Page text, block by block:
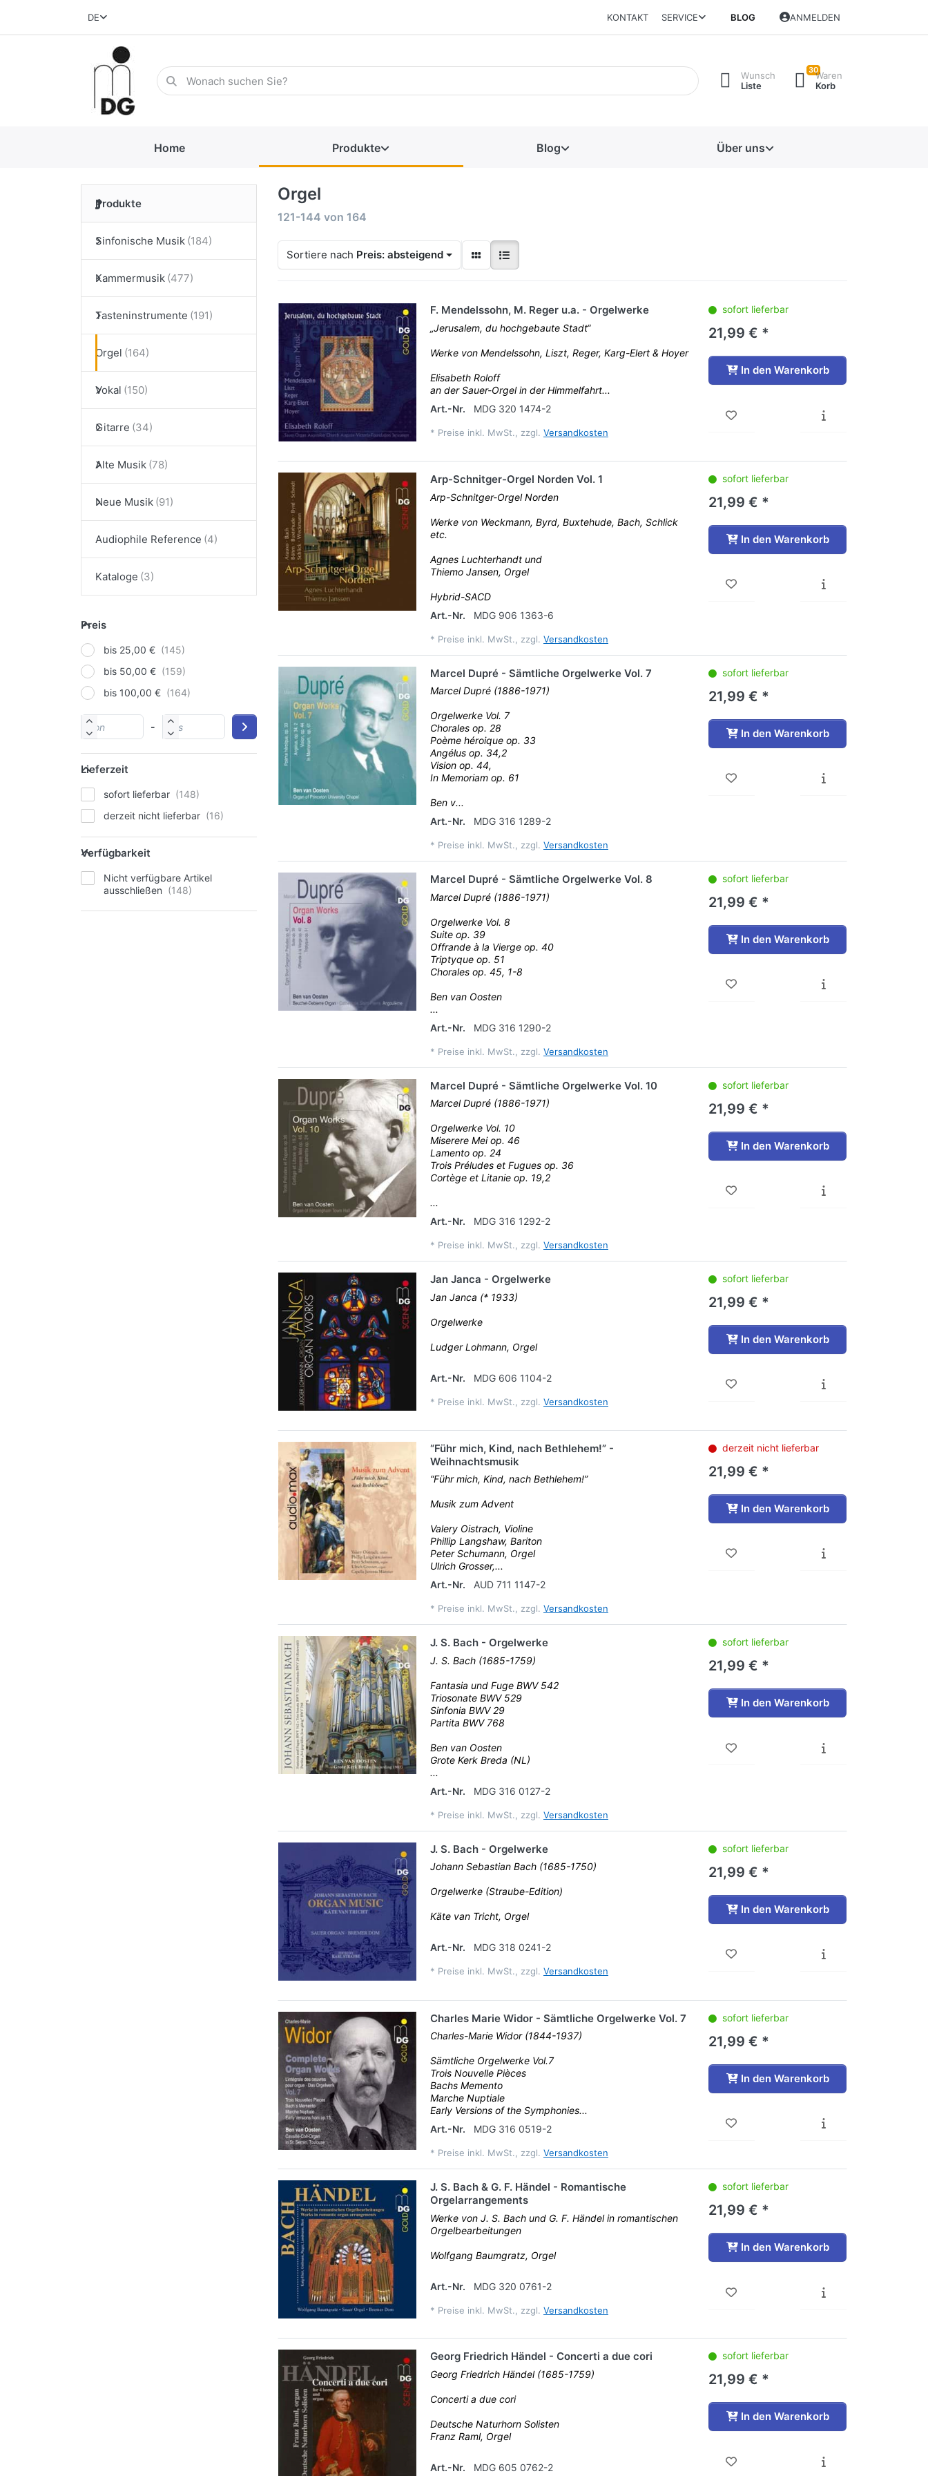
DE KONTAKT SERVICE BLOG ANMELDEN
Wunsch
Liste
30Waren
Korb
Home Produkte Blog Über uns
Produkte
Sinfonische Musik
Kammermusik
Tasteninstrumente
Orgel
Vokal
Gitarre
Alte Musik
Neue Musik
Audiophile Reference
Kataloge
Preis
bis 25,00 €
bis 50,00 €
bis 100,00 €
-
Lieferzeit
sofort lieferbar
derzeit nicht lieferbar
Verfügbarkeit
Nicht verfügbare Artikel
ausschließen
Orgel
121-144 von 164
Sortiere nach Preis: absteigend
F. Mendelssohn, M. Reger u.a. - Orgelwerke
„Jerusalem, du hochgebaute Stadt“
Werke von Mendelssohn, Liszt, Reger, Karg-Elert & Hoyer
Elisabeth Roloff
an der Sauer-Orgel in der Himmelfahrt...
Art.-Nr.
MDG 320 1474-2
* Preise inkl. MwSt., zzgl. Versandkosten
sofort lieferbar
21,99 € *
In den Warenkorb
Arp-Schnitger-Orgel Norden Vol. 1
Arp-Schnitger-Orgel Norden
Werke von Weckmann, Byrd, Buxtehude, Bach, Schlick
etc.
Agnes Luchterhandt und
Thiemo Jansen, Orgel
Hybrid-SACD
Art.-Nr.
MDG 906 1363-6
* Preise inkl. MwSt., zzgl. Versandkosten
sofort lieferbar
21,99 € *
In den Warenkorb
Marcel Dupré - Sämtliche Orgelwerke Vol. 7
Marcel Dupré (1886-1971)
Orgelwerke Vol. 7
Chorales op. 28
Poème héroique op. 33
Angélus op. 34,2
Vision op. 44,
In Memoriam op. 61
Ben v...
Art.-Nr.
MDG 316 1289-2
* Preise inkl. MwSt., zzgl. Versandkosten
sofort lieferbar
21,99 € *
In den Warenkorb
Marcel Dupré - Sämtliche Orgelwerke Vol. 8
Marcel Dupré (1886-1971)
Orgelwerke Vol. 8
Suite op. 39
Offrande à la Vierge op. 40
Triptyque op. 51
Chorales op. 45, 1-8
Ben van Oosten
...
Art.-Nr.
MDG 316 1290-2
* Preise inkl. MwSt., zzgl. Versandkosten
sofort lieferbar
21,99 € *
In den Warenkorb
Marcel Dupré - Sämtliche Orgelwerke Vol. 10
Marcel Dupré (1886-1971)
Orgelwerke Vol. 10
Miserere Mei op. 46
Lamento op. 24
Trois Préludes et Fugues op. 36
Cortège et Litanie op. 19,2
...
Art.-Nr.
MDG 316 1292-2
* Preise inkl. MwSt., zzgl. Versandkosten
sofort lieferbar
21,99 € *
In den Warenkorb
Jan Janca - Orgelwerke
Jan Janca (* 1933)
Orgelwerke
Ludger Lohmann, Orgel
Art.-Nr. MDG 606 1104-2
* Preise inkl. MwSt., zzgl. Versandkosten
sofort lieferbar
21,99 € *
In den Warenkorb
“Führ mich, Kind, nach Bethlehem!” -
Weihnachtsmusik
“Führ mich, Kind, nach Bethlehem!”
Musik zum Advent
Valery Oistrach, Violine
Phillip Langshaw, Bariton
Peter Schumann, Orgel
Ulrich Grosser,...
Art.-Nr.
AUD 711 1147-2
* Preise inkl. MwSt., zzgl. Versandkosten
derzeit nicht lieferbar
21,99 € *
In den Warenkorb
J. S. Bach - Orgelwerke
J. S. Bach (1685-1759)
Fantasia und Fuge BWV 542
Triosonate BWV 529
Sinfonia BWV 29
Partita BWV 768
Ben van Oosten
Grote Kerk Breda (NL)
...
Art.-Nr.
MDG 316 0127-2
* Preise inkl. MwSt., zzgl. Versandkosten
sofort lieferbar
21,99 € *
In den Warenkorb
J. S. Bach - Orgelwerke
Johann Sebastian Bach (1685-1750)
Orgelwerke (Straube-Edition)
Käte van Tricht, Orgel
Art.-Nr. MDG 318 0241-2
* Preise inkl. MwSt., zzgl. Versandkosten
sofort lieferbar
21,99 € *
In den Warenkorb
Charles Marie Widor - Sämtliche Orgelwerke Vol. 7
Charles-Marie Widor (1844-1937)
Sämtliche Orgelwerke Vol.7
Trois Nouvelle Pièces
Bachs Memento
Marche Nuptiale
Early Versions of the Symphonies...
Art.-Nr.
MDG 316 0519-2
* Preise inkl. MwSt., zzgl. Versandkosten
sofort lieferbar
21,99 € *
In den Warenkorb
J. S. Bach & G. F. Händel - Romantische
Orgelarrangements
Werke von J. S. Bach und G. F. Händel in romantischen
Orgelbearbeitungen
Wolfgang Baumgratz, Orgel
Art.-Nr. MDG 320 0761-2
* Preise inkl. MwSt., zzgl. Versandkosten
sofort lieferbar
21,99 € *
In den Warenkorb
Georg Friedrich Händel - Concerti a due cori
Georg Friedrich Händel (1685-1759)
Concerti a due cori
Deutsche Naturhorn Solisten
Franz Raml, Orgel
Art.-Nr. MDG 605 0762-2
sofort lieferbar
21,99 € *
In den Warenkorb